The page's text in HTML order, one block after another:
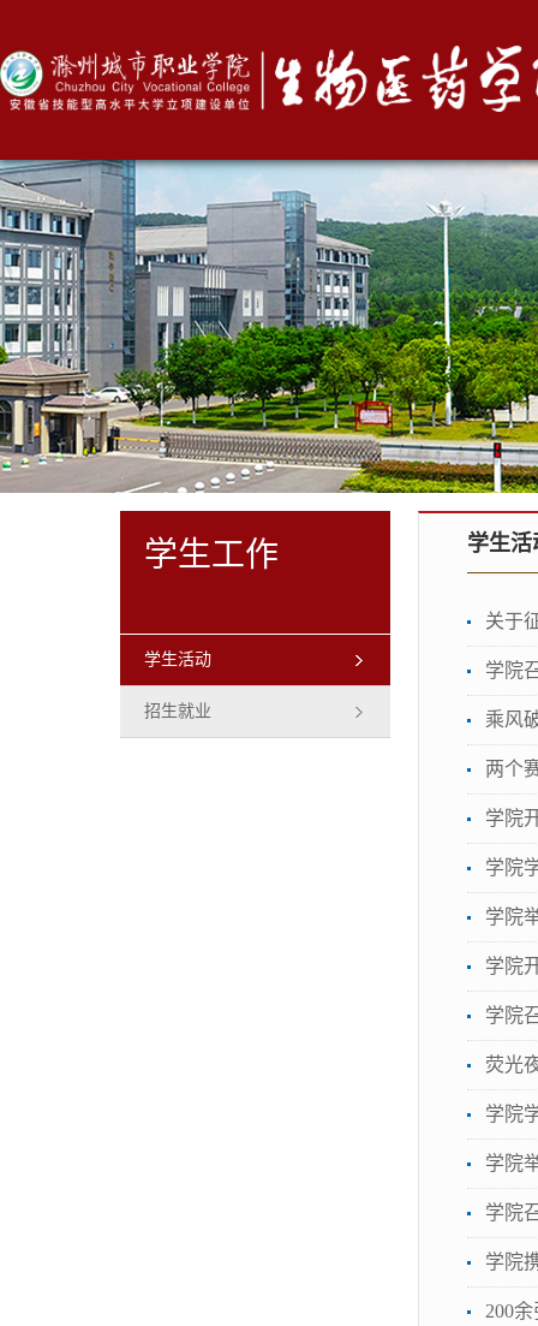
学生工作
学生活动
招生就业
学生活
关于
学院
乘风
两个
学院
学院
学院
学院
学院
荧光
学院
学院
学院
学院
200